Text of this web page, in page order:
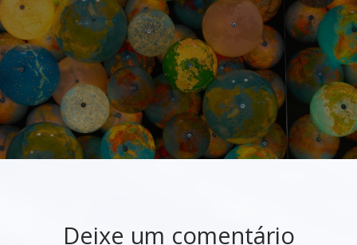
Deixe um comentário